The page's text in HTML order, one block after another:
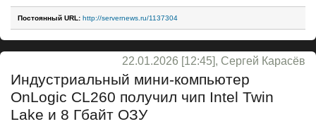
Постоянный URL: http://servernews.ru/1137304
22.01.2026 [12:45], Сергей Карасёв
Индустриальный мини-компьютер
OnLogic CL260 получил чип Intel Twin
Lake и 8 Гбайт ОЗУ